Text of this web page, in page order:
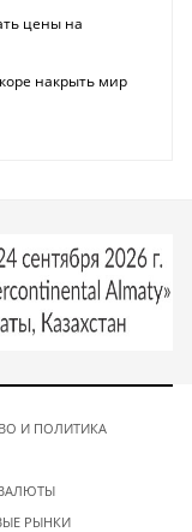
цены на
накрыть мир
И ПОЛИТИКА
РЫНКИ